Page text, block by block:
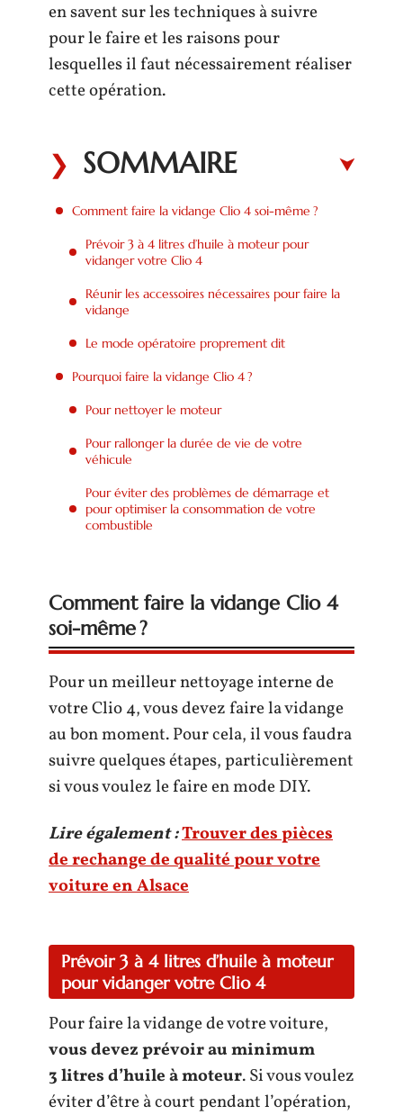
en savent sur les techniques à suivre
pour le faire et les raisons pour
lesquelles il faut nécessairement réaliser
cette opération.
SOMMAIRE
Comment faire la vidange Clio 4 soi-même ?
Prévoir 3 à 4 litres d’huile à moteur pour
vidanger votre Clio 4
Réunir les accessoires nécessaires pour faire la
vidange
Le mode opératoire proprement dit
Pourquoi faire la vidange Clio 4 ?
Pour nettoyer le moteur
Pour rallonger la durée de vie de votre
véhicule
Pour éviter des problèmes de démarrage et
pour optimiser la consommation de votre
combustible
Comment faire la vidange Clio 4
soi-même ?
Pour un meilleur nettoyage interne de
votre Clio 4, vous devez faire la vidange
au bon moment. Pour cela, il vous faudra
suivre quelques étapes, particulièrement
si vous voulez le faire en mode DIY.
Lire également :Trouver des pièces
de rechange de qualité pour votre
voiture en Alsace
Prévoir 3 à 4 litres d’huile à moteur
pour vidanger votre Clio 4
Pour faire la vidange de votre voiture,
vous devez prévoir au minimum
3 litres d’huile à moteur. Si vous voulez
éviter d’être à court pendant l’opération,